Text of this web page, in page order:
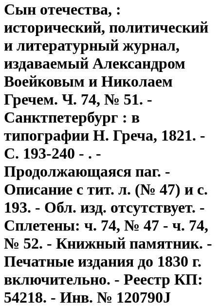
Сын отечества, :
исторический, политический
и литературный журнал,
издаваемый Александром
Воейковым и Николаем
Гречем. Ч. 74, № 51. -
Санктпетербург : в
типографии Н. Греча, 1821. -
С. 193-240 - . -
Продолжающаяся паг. -
Описание с тит. л. (№ 47) и с.
193. - Обл. изд. отсутствует. -
Сплетены: ч. 74, № 47 - ч. 74,
№ 52. - Книжный памятник. -
Печатные издания до 1830 г.
включительно. - Реестр КП:
54218. - Инв. № 120790J